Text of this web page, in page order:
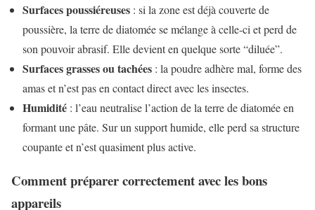
Surfaces poussiéreuses : si la zone est déjà couverte de
poussière, la terre de diatomée se mélange à celle-ci et perd de
son pouvoir abrasif. Elle devient en quelque sorte “diluée”.
Surfaces grasses ou tachées : la poudre adhère mal, forme des
amas et n’est pas en contact direct avec les insectes.
Humidité : l’eau neutralise l’action de la terre de diatomée en
formant une pâte. Sur un support humide, elle perd sa structure
coupante et n’est quasiment plus active.
Comment préparer correctement avec les bons
appareils